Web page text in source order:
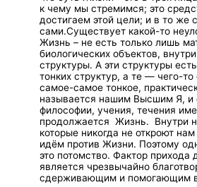
к чему мы стремимся; это
достигаем этой цели; и в то же
сами.Существует какой-то
Жизнь – не есть только лишь
биологических объектов,
структуры. А эти структуры
тонких структур, а те — чего-
самое-самое тонкое,
называется нашим Высшим Я, и
философии, учения, течения
продолжается Жизнь. Внутри
которые никогда не откроют
идём против Жизни. Поэтому
это потомство. Фактор
является чрезвычайно
сдерживающим и помогающим